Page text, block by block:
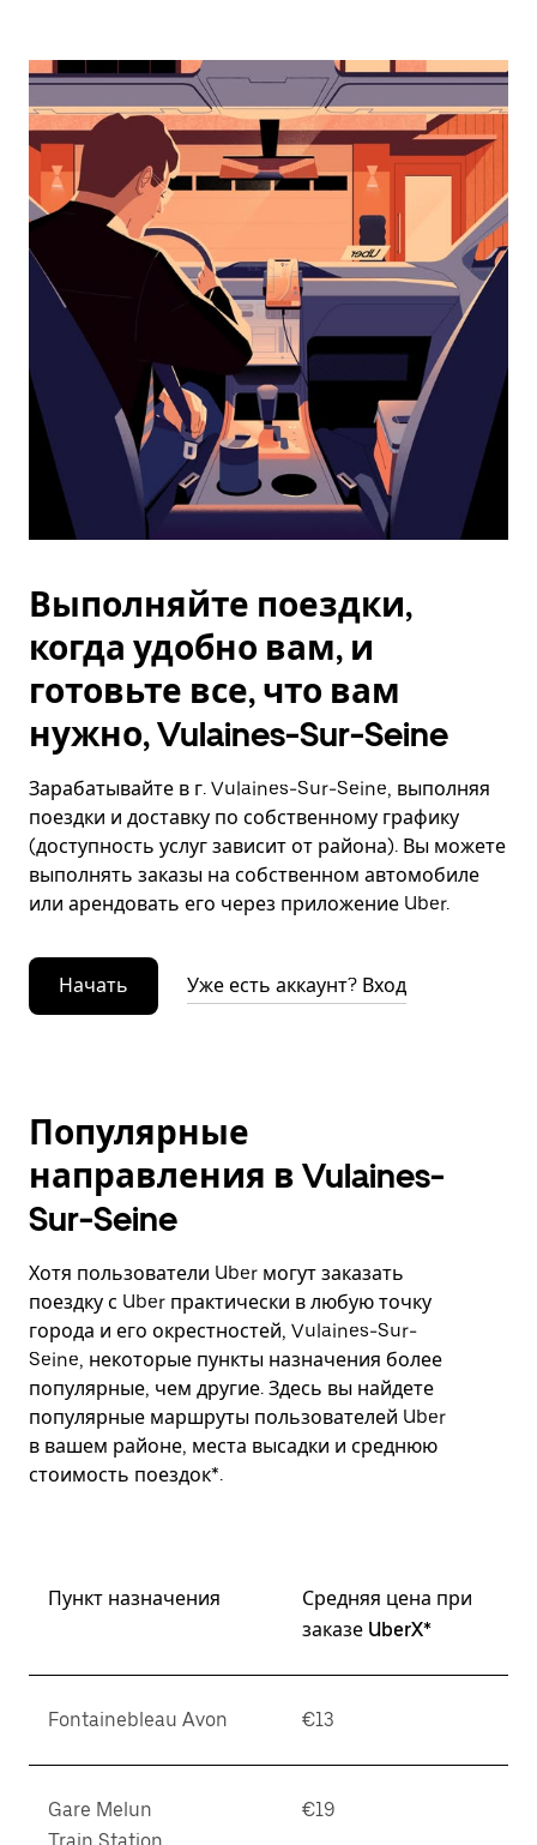
календарю
выбрать
дату.
Чтобы
закрыть
календарь,
нажмите
Esc.
Выполняйте поездки,
когда удобно вам, и
готовьте все, что вам
нужно, Vulaines-Sur-Seine
Зарабатывайте в г. Vulaines-Sur-Seine, выполняя
поездки и доставку по собственному графику
(доступность услуг зависит от района). Вы можете
выполнять заказы на собственном автомобиле
или арендовать его через приложение Uber.
Начать Уже есть аккаунт? Вход
Популярные
направления в Vulaines-
Sur-Seine
Хотя пользователи Uber могут заказать
поездку с Uber практически в любую точку
города и его окрестностей, Vulaines-Sur-
Seine, некоторые пункты назначения более
популярные, чем другие. Здесь вы найдете
популярные маршруты пользователей Uber
в вашем районе, места высадки и среднюю
стоимость поездок*.
Пункт назначения
Средняя цена при
заказе UberX*
Fontainebleau Avon €13
Gare Melun
€19